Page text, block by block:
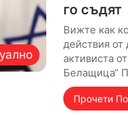
го съдят
Вижте как
действия
активиста
Белащица“
Прочети